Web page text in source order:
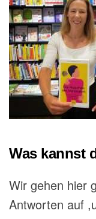
Was kannst
Wir gehen hier
Antworten auf